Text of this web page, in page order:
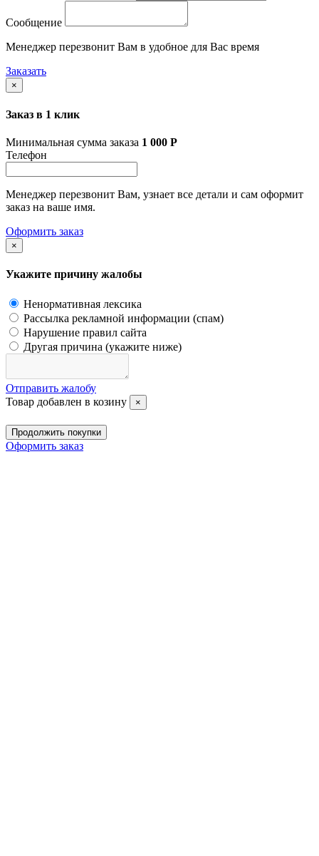
Сообщение
Менеджер перезвонит Вам в удобное для Вас время
Заказать
×
Заказ в 1 клик
Минимальная сумма заказа 1 000 Р
Телефон
Менеджер перезвонит Вам, узнает все детали и сам оформит
заказ на ваше имя.
Оформить заказ
×
Укажите причину жалобы
Ненормативная лексика
Рассылка рекламной информации (спам)
Нарушение правил сайта
Другая причина (укажите ниже)
Отправить жалобу
Товар добавлен в козину
×
Продолжить покупки
Оформить заказ